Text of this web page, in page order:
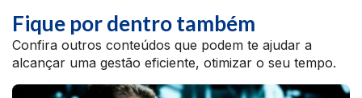
Fique por dentro também
Confira outros conteúdos que podem te ajudar a
alcançar uma gestão eficiente, otimizar o seu tempo.